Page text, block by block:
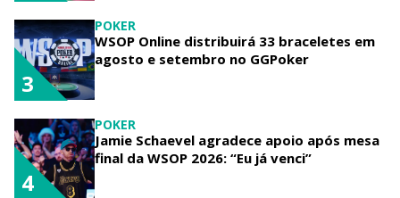
POKER
WSOP Online distribuirá 33 braceletes em
agosto e setembro no GGPoker
3
POKER
Jamie Schaevel agradece apoio após mesa
final da WSOP 2026: “Eu já venci”
4